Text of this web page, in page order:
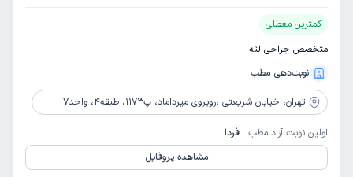
کمترین معطلی
متخصص جراحی لثه
نوبت‌دهی مطب
تهران، خیابان شریعتی ،روبروی میرداماد، پ1173، طبقه4، واحد7
اولین نوبت آزاد مطب: فردا
مشاهده پروفایل